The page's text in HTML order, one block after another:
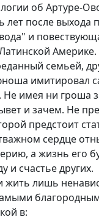
об Артуре-
лет после выхода
и
Америке.
семьей,
имитировал
Не имея ни гроша
и зачем. Не
предстоит
сердце
а жизнь его
и счастье других.
жить лишь
в: